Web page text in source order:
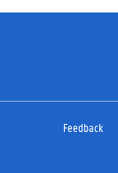
Feedback